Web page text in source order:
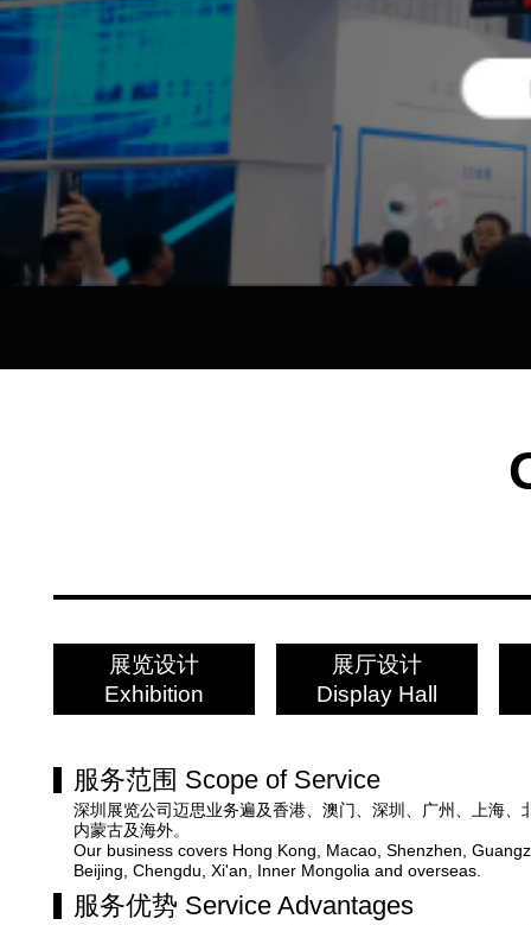
展览设计
Exhibition
展厅设计
Display Hall
服务范围 Scope of Service
深圳展览公司迈思业务遍及香港、澳门、深圳、广州、上海、
内蒙古及海外。
Our business covers Hong Kong, Macao, Shenzhen,
Beijing, Chengdu, Xi'an, Inner Mongolia and overseas.
服务优势 Service Advantages